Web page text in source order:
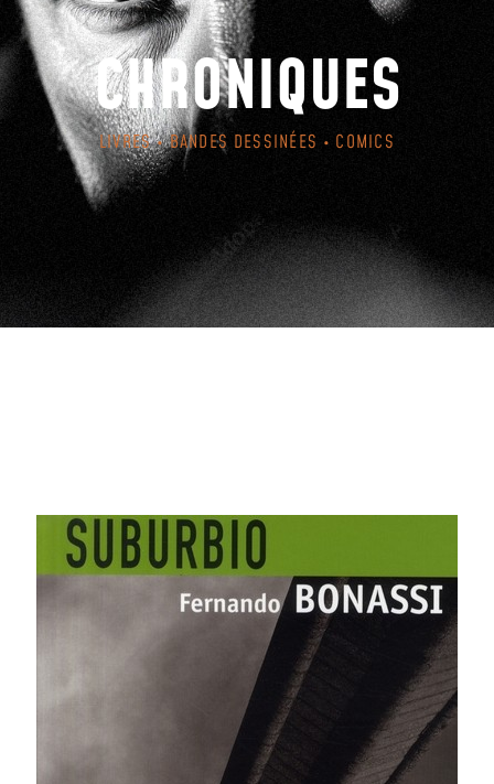
CHRONIQUES
LIVRES • BANDES DESSINÉES • COMICS